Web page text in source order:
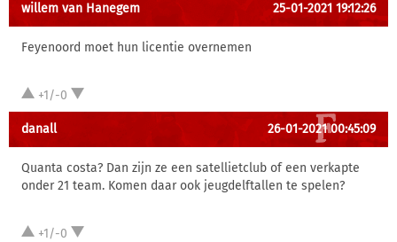
willem van Hanegem 25-01-2021 19:12:26
Feyenoord moet hun licentie overnemen
+1/-0
danall 26-01-2021 00:45:09
Quanta costa? Dan zijn ze een satellietclub of een verkapte
onder 21 team. Komen daar ook jeugdelftallen te spelen?
+1/-0